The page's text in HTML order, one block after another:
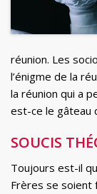
réunion. Les
l’énigme de la
la réunion qui a
est-ce le gâteau
SOUCIS
Toujours est-il
Frères se soient